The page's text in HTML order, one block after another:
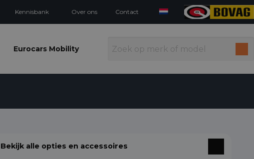
Kennisbank Over ons Contact
Eurocars Mobility
Bekijk alle opties en accessoires